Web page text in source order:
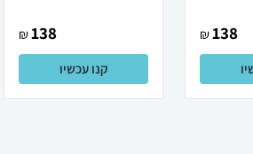
138
₪
138
₪
קנו עכשיו